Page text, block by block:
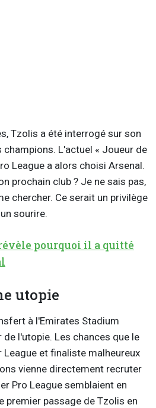
Tzolis a été interrogé sur son
L'actuel « Joueur de
League a alors choisi Arsenal.
prochain club ? Je ne sais pas,
chercher. Ce serait un privilège
sourire.
pourquoi il a quitté
utopie
à l'Emirates Stadium
l'utopie. Les chances que le
League et finaliste malheureux
vienne directement recruter
Pro League semblaient en
premier passage de Tzolis en